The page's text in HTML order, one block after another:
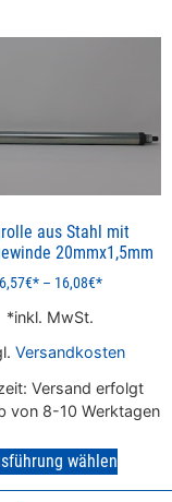
aus Stahl mit
20mmx1,5mm
6,57€ – 16,08€
inkl. MwSt.
Versandkosten
Versand erfolgt
von 8-10 Werktagen
wählen